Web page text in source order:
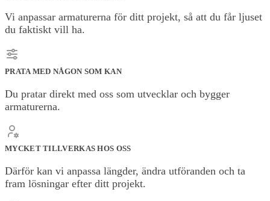
Vi anpassar armaturerna för ditt projekt, så att du får ljuset
du faktiskt vill ha.
PRATA MED NÅGON SOM KAN
Du pratar direkt med oss som utvecklar och bygger
armaturerna.
MYCKET TILLVERKAS HOS OSS
Därför kan vi anpassa längder, ändra utföranden och ta
fram lösningar efter ditt projekt.